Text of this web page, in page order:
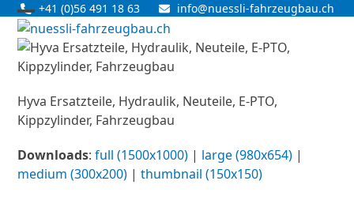
Skip
content
+41 (0)56 491 18 63 info@nuessli-fahrzeugbau.ch
Open
mobile
menu
Close
mobile
menu
Hyva Ersatzteile, Hydraulik, Neuteile, E-PTO,
Kippzylinder, Fahrzeugbau
Downloads:full (1500x1000) | large (980x654) |
medium (300x200) |thumbnail (150x150)